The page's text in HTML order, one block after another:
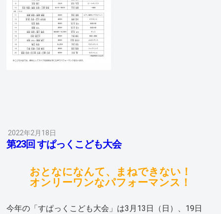
2022年2月18日
第23回 すぱっくこども大会
おとなになんて、まねできない！
オンリーワンなパフォーマンス！
今年の「すぱっくこども大会」は3月13日（日）、19日